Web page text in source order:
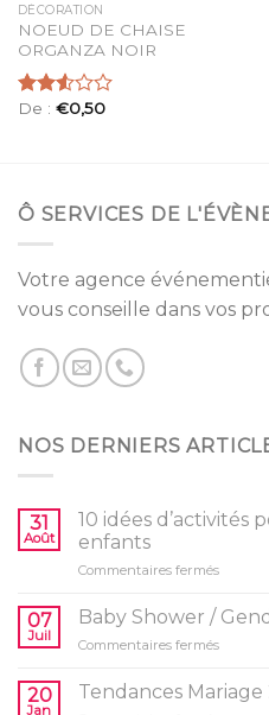
DÉCORATION
NOEUD DE CHAISE
ORGANZA NOIR
Note
De : €0,50
Ô SERVICES DE
Votre agence
vous conseille dans vos
NOS DERNIERS
31
Août
10 idées d’activités
enfants
Commentaires ferméssur
idées
pour
de
07
Juil
Baby Shower /
Commentaires ferméssur
Shower
20
Jan
Tendances Mariage